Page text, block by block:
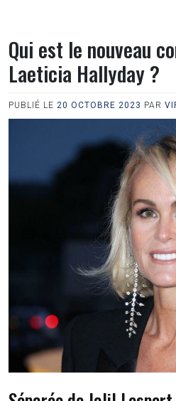
Qui est le nouveau
Laeticia Hallyday ?
PUBLIÉ LE 20 OCTOBRE 2023 PAR